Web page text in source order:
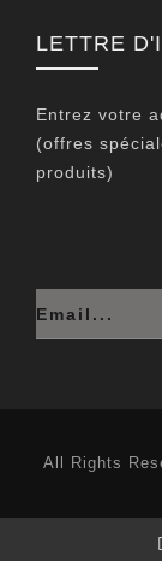
LETTRE
Entrez votre
(offres
produits)
All Rights